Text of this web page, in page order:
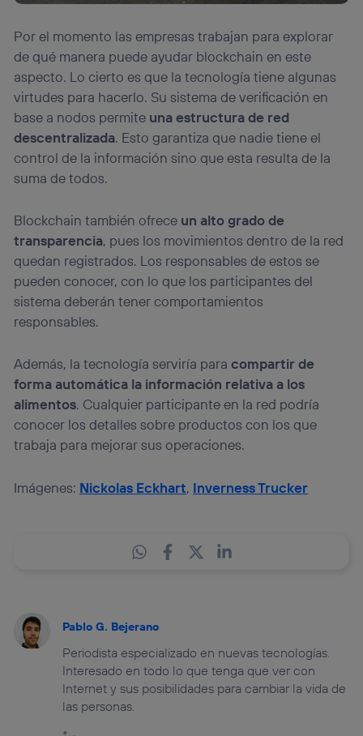
Por el momento las empresas trabajan para explorar
de qué manera puede ayudar blockchain en este
aspecto. Lo cierto es que la tecnología tiene algunas
virtudes para hacerlo. Su sistema de verificación en
base a nodos permite una estructura de red
descentralizada. Esto garantiza que nadie tiene el
control de la información sino que esta resulta de la
suma de todos.
Blockchain también ofrece un alto grado de
transparencia, pues los movimientos dentro de la red
quedan registrados. Los responsables de estos se
pueden conocer, con lo que los participantes del
sistema deberán tener comportamientos
responsables.
Además, la tecnología serviría paracompartir de
forma automática la información relativa a los
alimentos. Cualquier participante en la red podría
conocer los detalles sobre productos con los que
trabaja para mejorar sus operaciones.
Imágenes: Nickolas Eckhart, Inverness Trucker
Pablo G. Bejerano
Periodista especializado en nuevas tecnologías.
Interesado en todo lo que tenga que ver con
Internet y sus posibilidades para cambiar la vida de
las personas.